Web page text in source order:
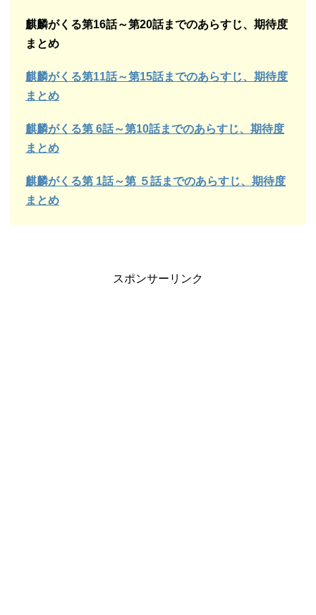
麒麟がくる第16話～第20話までのあらすじ、期待度
まとめ
麒麟がくる第11話～第15話までのあらすじ、期待度
まとめ
麒麟がくる第 6話～第10話までのあらすじ、期待度
まとめ
麒麟がくる第 1話～第 ５話までのあらすじ、期待度
まとめ
スポンサーリンク